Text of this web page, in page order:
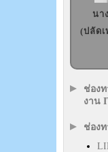
นา
(ปลัด
ช่อง
งาน
ช่อง